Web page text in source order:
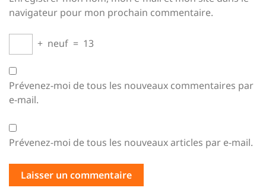
navigateur pour mon prochain commentaire.
+ neuf = 13
Prévenez-moi de tous les nouveaux commentaires par
e-mail.
Prévenez-moi de tous les nouveaux articles par e-mail.